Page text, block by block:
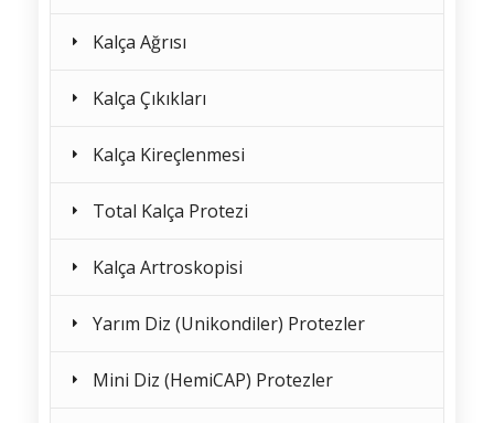
Kalça Ağrısı
Kalça Çıkıkları
Kalça Kireçlenmesi
Total Kalça Protezi
Kalça Artroskopisi
Yarım Diz (Unikondiler) Protezler
Mini Diz (HemiCAP) Protezler